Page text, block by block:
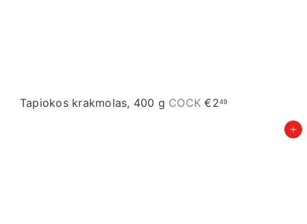
Tapiokos krakmolas, 400 g COCK€249
Įdėti į krepšelį